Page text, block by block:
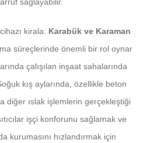
cihazı kirala: Karabük ve Karaman
süreçlerinde önemli bir rol oynar
çalışılan inşaat sahalarında
kış aylarında, özellikle beton
diğer ıslak işlemlerin gerçekleştiği
işçi konforunu sağlamak ve
kurumasını hızlandırmak için